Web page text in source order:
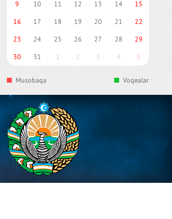
9
10 11 12 13 14
15
16
17 18 19 20 21
22
23
24 25 26 27 28
29
30
31 1 2 3 4 5
Musobaqa Voqealar